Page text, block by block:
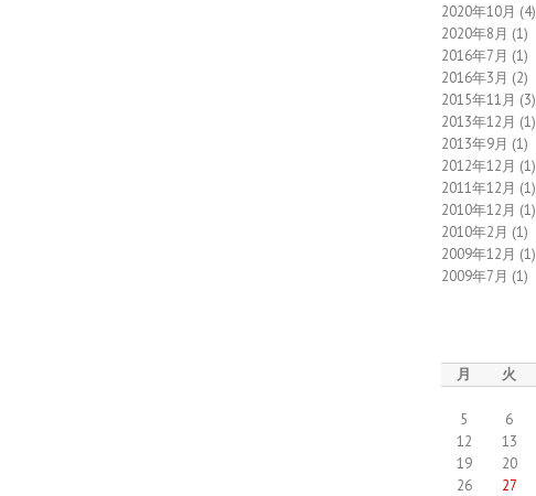
2020年10月 (4)
2020年8月 (1)
2016年7月 (1)
2016年3月 (2)
2015年11月 (3)
2013年12月 (1)
2013年9月 (1)
2012年12月 (1)
2011年12月 (1)
2010年12月 (1)
2010年2月 (1)
2009年12月 (1)
2009年7月 (1)
月 火
5
6
12
13
19
20
26
27